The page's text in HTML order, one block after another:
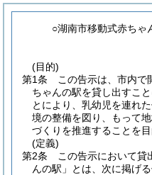
○湖南市移動式赤ちゃ
(目的)
第1条
この告示は、市内で
ちゃんの駅を貸し出すこ
とにより、乳幼児を連れ
境の整備を図り、もって
づくりを推進することを目
(定義)
第2条
この告示において貸
んの駅」とは、次に掲げ